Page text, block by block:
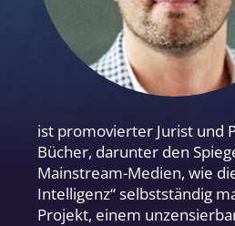
ist promovierter Jurist und
Bücher, darunter den
Mainstream-Medien, wie
Intelligenz“ selbstständig
Projekt, einem